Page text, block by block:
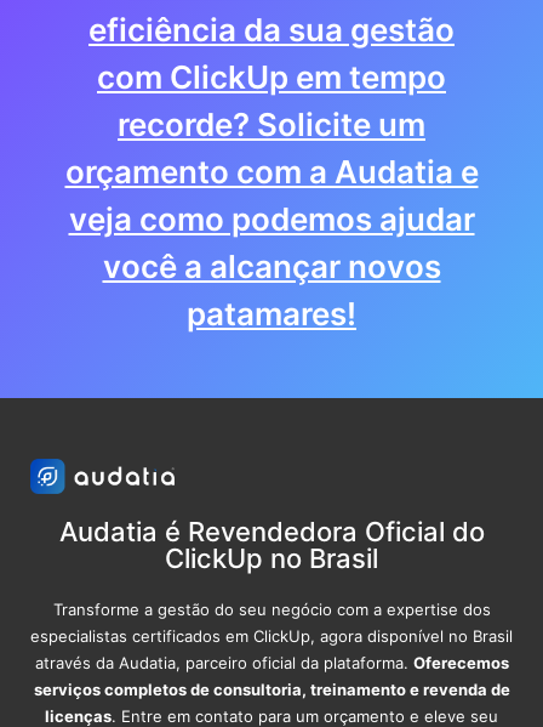
eficiência da sua gestão
com ClickUp em tempo
recorde? Solicite um
orçamento com a Audatia e
veja como podemos ajudar
você a alcançar novos
patamares!
Audatia é Revendedora Oficial do
ClickUp no Brasil
Transforme a gestão do seu negócio com a expertise dos
especialistas certificados em ClickUp, agora disponível no Brasil
através da Audatia, parceiro oficial da plataforma. Oferecemos
serviços completos de consultoria, treinamento e revenda de
licenças. Entre em contato para um orçamento e eleve seu